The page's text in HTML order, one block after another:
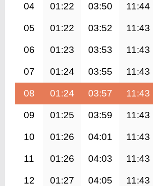
04 01:22 03:50 11:44
05 01:22 03:52 11:43
06 01:23 03:53 11:43
07 01:24 03:55 11:43
08 01:24 03:57 11:43
09 01:25 03:59 11:43
10 01:26 04:01 11:43
11 01:26 04:03 11:43
12 01:27 04:05 11:43